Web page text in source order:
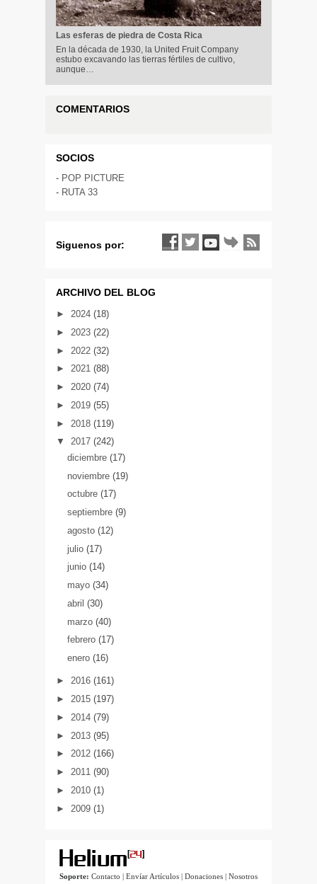
Las esferas de piedra de Costa Rica
En la década de 1930, la United Fruit Company
estubo excavando las tierras fértiles de cultivo,
aunque…
COMENTARIOS
SOCIOS
- POP PICTURE
- RUTA 33
Siguenos por:
ARCHIVO DEL BLOG
► 2024 (18)
► 2023 (22)
► 2022 (32)
► 2021 (88)
► 2020 (74)
► 2019 (55)
► 2018 (119)
▼ 2017 (242)
diciembre (17)
noviembre (19)
octubre (17)
septiembre (9)
agosto (12)
julio (17)
junio (14)
mayo (34)
abril (30)
marzo (40)
febrero (17)
enero (16)
► 2016 (161)
► 2015 (197)
► 2014 (79)
► 2013 (95)
► 2012 (166)
► 2011 (90)
► 2010 (1)
► 2009 (1)
Soporte: Contacto | Envíar Artículos | Donaciones | Nosotros